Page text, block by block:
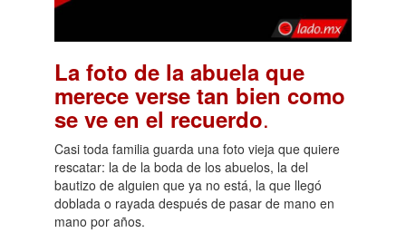
La foto de la abuela que
merece verse tan bien como
se ve en el recuerdo.
Casi toda familia guarda una foto vieja que quiere
rescatar: la de la boda de los abuelos, la del
bautizo de alguien que ya no está, la que llegó
doblada o rayada después de pasar de mano en
mano por años.